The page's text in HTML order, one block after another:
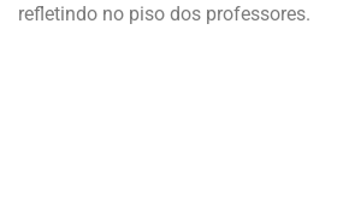
refletindo no piso dos professores.